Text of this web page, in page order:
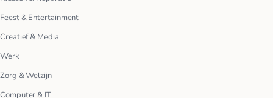
Feest & Entertainment
Creatief & Media
Werk
Zorg & Welzijn
Computer & IT